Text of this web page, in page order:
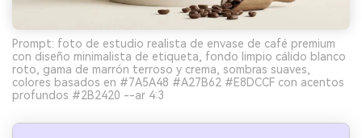
Prompt: foto de estudio realista de envase de café premium
con diseño minimalista de etiqueta, fondo limpio cálido blanco
roto, gama de marrón terroso y crema, sombras suaves,
colores basados en #7A5A48 #A27B62 #E8DCCF con acentos
profundos #2B2420 --ar 4:3